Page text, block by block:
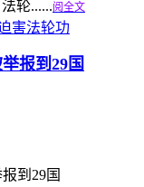
轮......阅全文
害法轮功
报到29国